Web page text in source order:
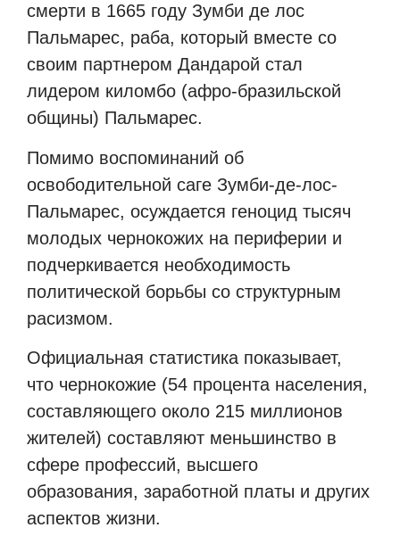
смерти в 1665 году Зумби де лос
Пальмарес, раба, который вместе со
своим партнером Дандарой стал
лидером киломбо (афро-бразильской
общины) Пальмарес.
Помимо воспоминаний об
освободительной саге Зумби-де-лос-
Пальмарес, осуждается геноцид тысяч
молодых чернокожих на периферии и
подчеркивается необходимость
политической борьбы со структурным
расизмом.
Официальная статистика показывает,
что чернокожие (54 процента населения,
составляющего около 215 миллионов
жителей) составляют меньшинство в
сфере профессий, высшего
образования, заработной платы и других
аспектов жизни.